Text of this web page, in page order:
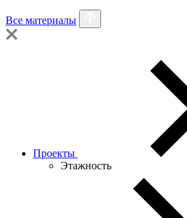
Все материалы
Проекты
Этажность